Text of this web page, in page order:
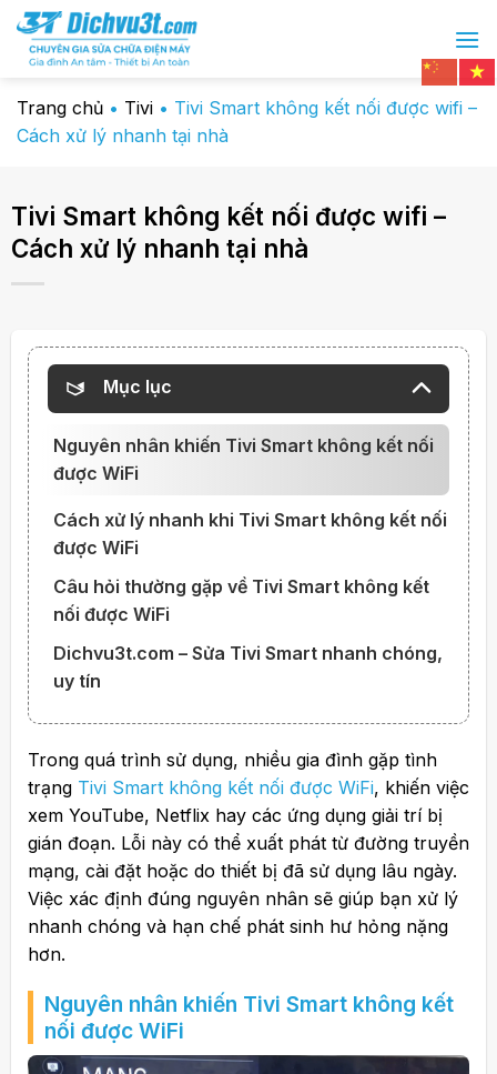
Chuyển
đến
dung
Trang chủ • Tivi • Tivi Smart không kết nối được wifi –
Cách xử lý nhanh tại nhà
Tivi Smart không kết nối được wifi –
Cách xử lý nhanh tại nhà
Mục lục
Nguyên nhân khiến Tivi Smart không kết nối
được WiFi
Cách xử lý nhanh khi Tivi Smart không kết nối
được WiFi
Câu hỏi thường gặp về Tivi Smart không kết
nối được WiFi
Dichvu3t.com – Sửa Tivi Smart nhanh chóng,
uy tín
Trong quá trình sử dụng, nhiều gia đình gặp tình
trạng Tivi Smart không kết nối được WiFi, khiến việc
xem YouTube, Netflix hay các ứng dụng giải trí bị
gián đoạn. Lỗi này có thể xuất phát từ đường truyền
mạng, cài đặt hoặc do thiết bị đã sử dụng lâu ngày.
Việc xác định đúng nguyên nhân sẽ giúp bạn xử lý
nhanh chóng và hạn chế phát sinh hư hỏng nặng
hơn.
Nguyên nhân khiến Tivi Smart không kết
nối được WiFi